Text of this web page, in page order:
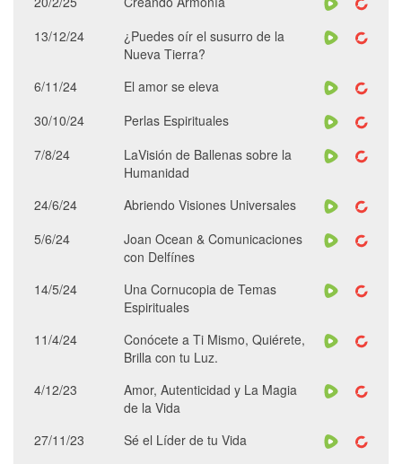
13/12/24
¿Puedes oír el susurro de la
Nueva Tierra?
6/11/24
El amor se eleva
30/10/24
Perlas Espirituales
7/8/24
LaVisión de Ballenas sobre la
Humanidad
24/6/24
Abriendo Visiones Universales
5/6/24
Joan Ocean & Comunicaciones
con Delfínes
14/5/24
Una Cornucopia de Temas
Espirituales
11/4/24
Conócete a Ti Mismo, Quiérete,
Brilla con tu Luz.
4/12/23
Amor, Autenticidad y La Magia
de la Vida
27/11/23
Sé el Líder de tu Vida